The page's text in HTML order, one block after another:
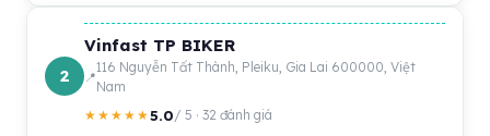
2
Vinfast TP BIKER
116 Nguyễn Tất Thành, Pleiku, Gia Lai 600000, Việt
Nam
★★★★★5.0/ 5 · 32 đánh giá